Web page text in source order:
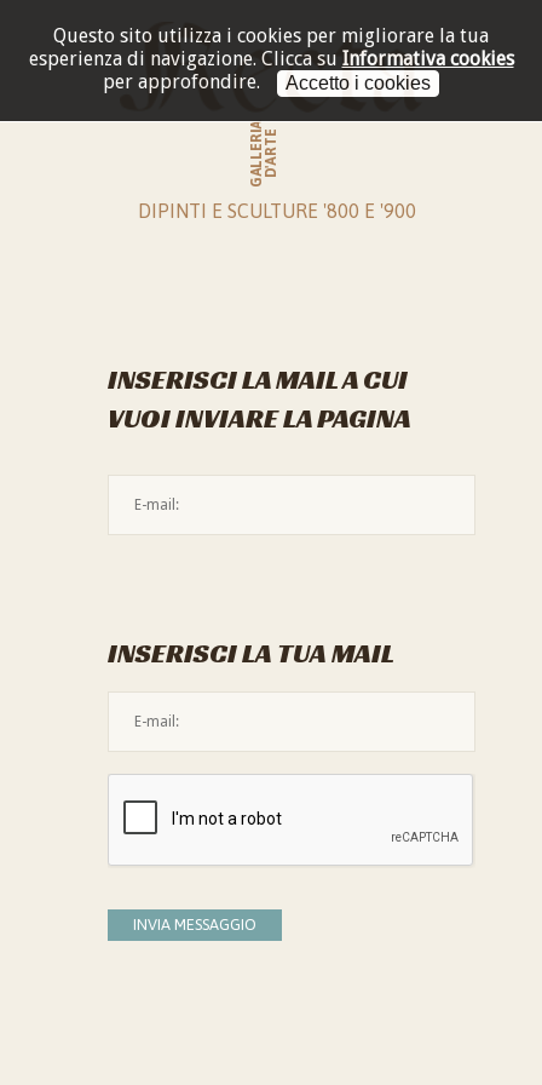
Questo sito utilizza i cookies per migliorare la tua
esperienza di navigazione. Clicca su Informativa cookies
per approfondire.
Accetto i cookies
GALLERIAD'ARTE
DIPINTI E SCULTURE '800 E '900
INSERISCI LA MAIL A CUI
VUOI INVIARE LA PAGINA
INSERISCI LA TUA MAIL
INVIA MESSAGGIO